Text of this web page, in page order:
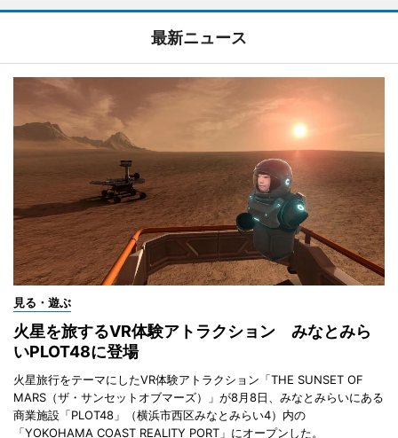
最新ニュース
見る・遊ぶ
火星を旅するVR体験アトラクション みなとみら
いPLOT48に登場
火星旅行をテーマにしたVR体験アトラクション「THE SUNSET OF
MARS（ザ・サンセットオブマーズ）」が8月8日、みなとみらいにある
商業施設「PLOT48」（横浜市西区みなとみらい4）内の
「YOKOHAMA COAST REALITY PORT」にオープンした。